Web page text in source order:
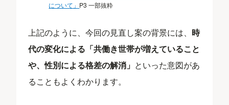
について」 P3 一部抜粋
上記のように、今回の見直し案の背景には、 時
代の変化による「共働き世帯が増えていること
や、性別による格差の解消」 といった意図があ
ることもよくわかります。